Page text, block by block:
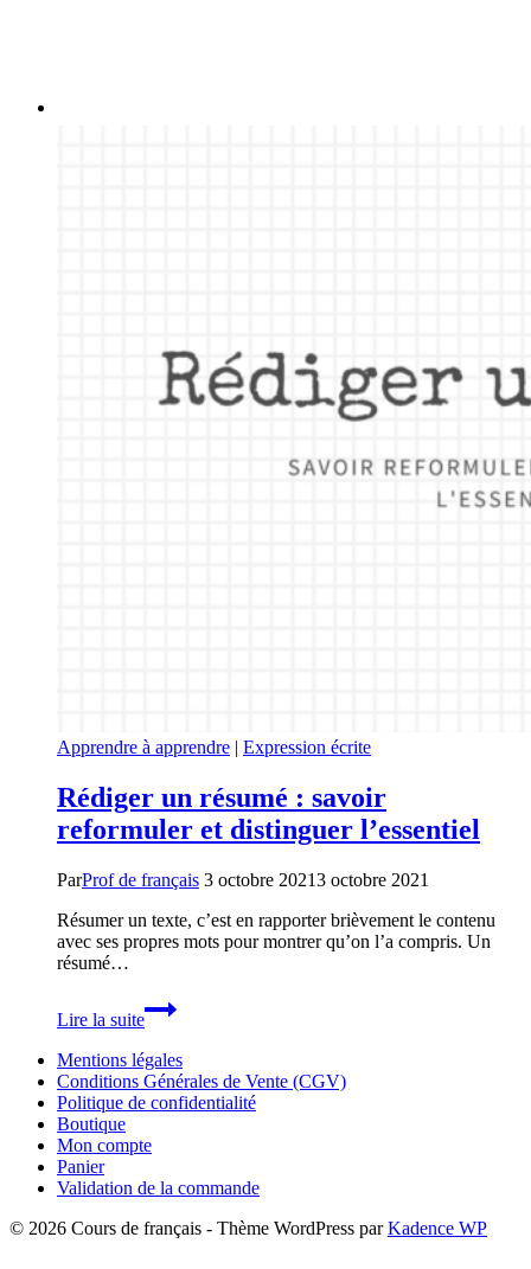
Apprendre à apprendre | Expression écrite
Rédiger un résumé : savoir
reformuler et distinguer l’essentiel
ParProf de français 3 octobre 20213 octobre 2021
Résumer un texte, c’est en rapporter brièvement le contenu
avec ses propres mots pour montrer qu’on l’a compris. Un
résumé…
Lire la suite
Rédiger
un
:
savoir
reformuler
distinguer
Mentions légales
Conditions Générales de Vente (CGV)
Politique de confidentialité
Boutique
Mon compte
Panier
Validation de la commande
© 2026 Cours de français - Thème WordPress parKadence WP